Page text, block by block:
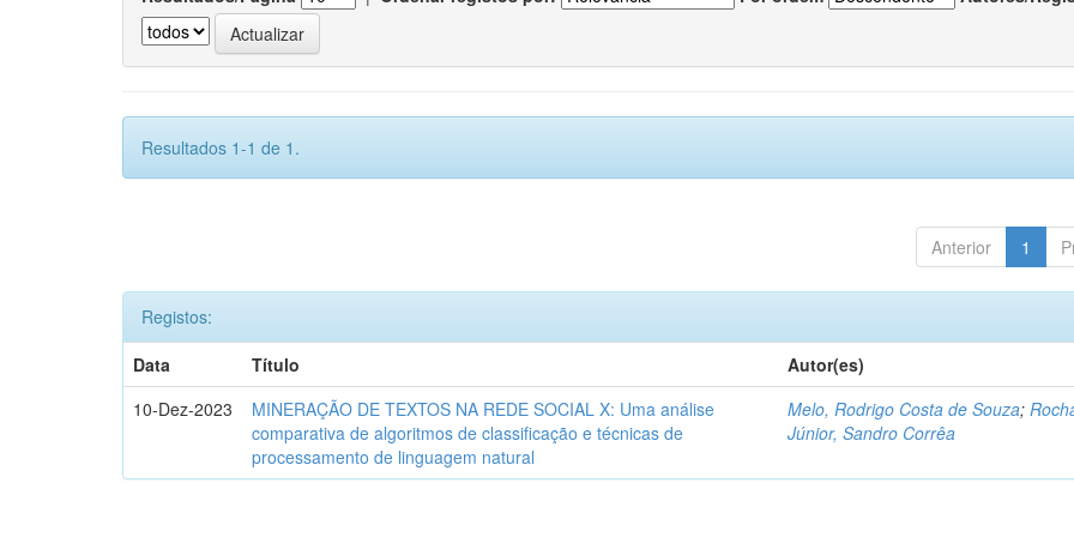
Resultados 1-1 de 1.
Anterior 1
Registos:
Data
Título
Autor(es)
10-Dez-2023
MINERAÇÃO DE TEXTOS NA REDE SOCIAL X: Uma análise
comparativa de algoritmos de classificação e técnicas de
processamento de linguagem natural
Melo, Rodrigo Costa de Souza;
Júnior, Sandro Corrêa